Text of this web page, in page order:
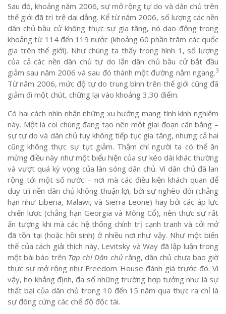
Sau đó, khoảng năm 2006, sự mở rộng tự do và dân chủ trên
thế giới đã trì trệ dai dẳng. Kể từ năm 2006, số lượng các nền
dân chủ bầu cử không thực sự gia tăng, nó dao động trong
khoảng từ 114 đến 119 nước (khoảng 60 phần trăm các quốc
gia trên thế giới). Như chúng ta thấy trong hình 1, số lượng
của cả các nền dân chủ tự do lẫn dân chủ bầu cử bắt đầu
giảm sau năm 2006 và sau đó thành một đường nằm ngang.3
Từ năm 2006, mức độ tự do trung bình trên thế giới cũng đã
giảm đi một chút, chững lại vào khoảng 3,30 điểm.
Có hai cách nhìn nhận những xu hướng mang tính kinh nghiệm
này. Một là coi chúng đang tạo nên một giai đoạn cân bằng –
sự tự do và dân chủ tuy không tiếp tục gia tăng, nhưng cả hai
cũng không thực sự tụt giảm. Thậm chí người ta có thể ăn
mừng điều này như một biểu hiện của sự kéo dài khác thường
và vượt quá kỳ vọng của làn sóng dân chủ. Vì dân chủ đã lan
rộng tới một số nước – nơi mà các điều kiện khách quan để
duy trì nền dân chủ không thuận lợi, bởi sự nghèo đói (chẳng
hạn như Liberia, Malawi, và Sierra Leone) hay bởi các áp lực
chiến lược (chẳng hạn Georgia và Mông Cổ), nên thực sự rất
ấn tượng khi mà các hệ thống chính trị cạnh tranh và cởi mở
đã tồn tại (hoặc hồi sinh) ở nhiều nơi như vậy. Như một biến
thể của cách giải thích này, Levitsky và Way đã lập luận trong
một bài báo trên Tạp chíDân chủ rằng, dân chủ chưa bao giờ
thực sự mở rộng như Freedom House đánh giá trước đó. Vì
vậy, họ khẳng định, đa số những trường hợp tưởng như là sự
thất bại của dân chủ trong 10 đến 15 năm qua thực ra chỉ là
sự đông cứng các chế độ độc tài.